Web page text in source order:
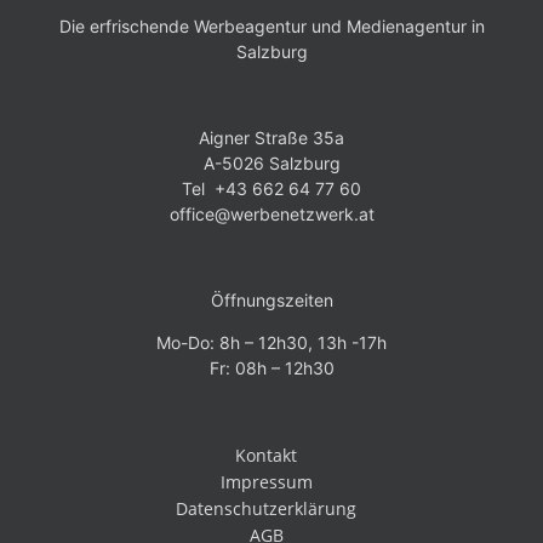
Die erfrischende Werbeagentur und Medienagentur in
Salzburg
Aigner Straße 35a
A-5026 Salzburg
Tel +43 662 64 77 60
office@werbenetzwerk.at
Öffnungszeiten
Mo-Do: 8h – 12h30, 13h -17h
Fr: 08h – 12h30
Kontakt
Impressum
Datenschutzerklärung
AGB